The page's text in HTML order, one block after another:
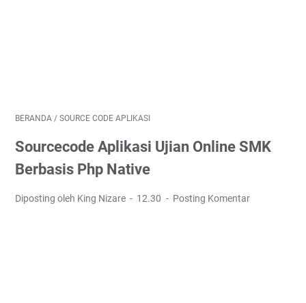
BERANDA / SOURCE CODE APLIKASI
Sourcecode Aplikasi Ujian Online SMK
Berbasis Php Native
Diposting oleh King Nizare 12.30 Posting Komentar